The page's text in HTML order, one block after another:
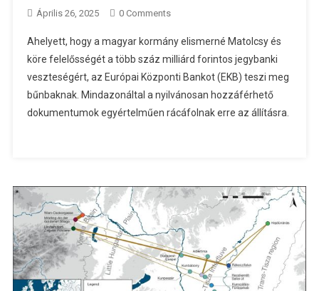
Április 26, 2025 0 Comments
Ahelyett, hogy a magyar kormány elismerné Matolcsy és
köre felelősségét a több száz milliárd forintos jegybanki
veszteségért, az Európai Központi Bankot (EKB) teszi meg
bűnbaknak. Mindazonáltal a nyilvánosan hozzáférhető
dokumentumok egyértelműen rácáfolnak erre az állításra.